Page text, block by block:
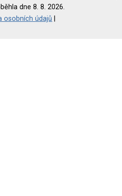
dne 8. 8. 2026.
osobních údajů